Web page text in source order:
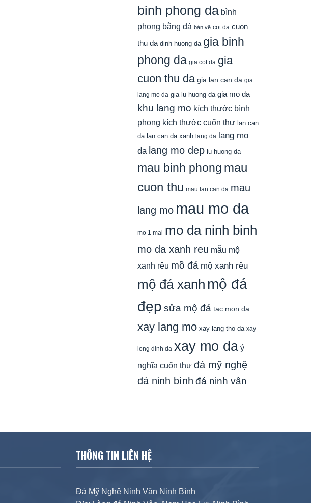
binh phong da bình
phong bằng đá bản vẽ cot da cuon
thu da dinh huong da gia binh
phong da gia cot da gia
cuon thu da gia lan can da gia
lang mo da gia lu huong da gia mo da
khu lang mo kích thước bình
phong kích thước cuốn thư lan can
da lan can da xanh lang da lang mo
da lang mo dep lu huong da
mau binh phong mau
cuon thu mau lan can da mau
lang mo mau mo da
mo 1 mai mo da ninh binh
mo da xanh reu mẫu mộ
xanh rêu mồ đá mộ xanh rêu
mộ đá xanh mộ đá
đẹp sửa mộ đá tac mon da
xay lang mo xay lang tho da xay
long dinh da xay mo da ý
nghĩa cuốn thư đá mỹ nghệ
đá ninh bình đá ninh vân
THÔNG TIN LIÊN HỆ
Đá Mỹ Nghệ Ninh Vân Ninh Bình